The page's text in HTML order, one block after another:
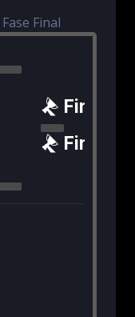
) PTS
Fase Final
Final
Final